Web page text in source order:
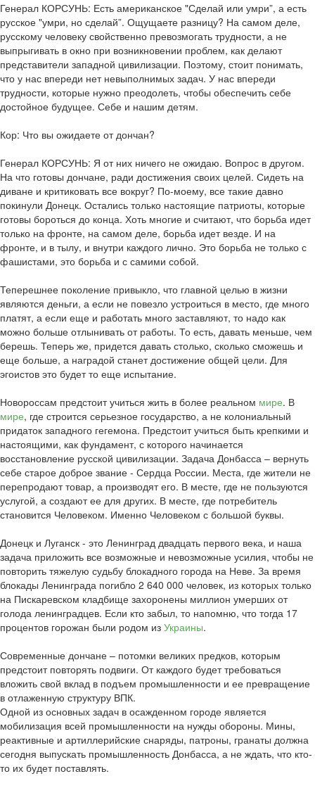
Генерал КОРСУНЬ: Есть американское "Сделай или умри”, а есть
русское "умри, но сделай”. Ощущаете разницу? На самом деле,
русскому человеку свойственно превозмогать трудности, а не
выпрыгивать в окно при возникновении проблем, как делают
представители западной цивилизации. Поэтому, стоит понимать,
что у нас впереди нет невыполнимых задач. У нас впереди
трудности, которые нужно преодолеть, чтобы обеспечить себе
достойное будущее. Себе и нашим детям.
Кор: Что вы ожидаете от дончан?
Генерал КОРСУНЬ: Я от них ничего не ожидаю. Вопрос в другом.
На что готовы дончане, ради достижения своих целей. Сидеть на
диване и критиковать все вокруг? По-моему, все такие давно
покинули Донецк. Остались только настоящие патриоты, которые
готовы бороться до конца. Хоть многие и считают, что борьба идет
только на фронте, на самом деле, борьба идет везде. И на
фронте, и в тылу, и внутри каждого лично. Это борьба не только с
фашистами, это борьба и с самими собой.
Теперешнее поколение привыкло, что главной целью в жизни
являются деньги, а если не повезло устроиться в место, где много
платят, а если еще и работать много заставляют, то надо как
можно больше отлынивать от работы. То есть, давать меньше, чем
берешь. Теперь же, придется давать столько, сколько сможешь и
еще больше, а наградой станет достижение общей цели. Для
эгоистов это будет то еще испытание.
Новороссам предстоит учиться жить в более реальном мире. В
мире, где строится серьезное государство, а не колониальный
придаток западного гегемона. Предстоит учиться быть крепкими и
настоящими, как фундамент, с которого начинается
восстановление русской цивилизации. Задача Донбасса – вернуть
себе старое доброе звание - Сердца России. Места, где жители не
перепродают товар, а производят его. В месте, где не пользуются
услугой, а создают ее для других. В месте, где потребитель
становится Человеком. Именно Человеком с большой буквы.
Донецк и Луганск - это Ленинград двадцать первого века, и наша
задача приложить все возможные и невозможные усилия, чтобы не
повторить тяжелую судьбу блокадного города на Неве. За время
блокады Ленинграда погибло 2 640 000 человек, из которых только
на Пискаревском кладбище захоронены миллион умерших от
голода ленинградцев. Если кто забыл, то напомню, что тогда 17
процентов горожан были родом из Украины.
Современные дончане – потомки великих предков, которым
предстоит повторять подвиги. От каждого будет требоваться
вложить свой вклад в подъем промышленности и ее превращение
в отлаженную структуру ВПК.
Одной из основных задач в осажденном городе является
мобилизация всей промышленности на нужды обороны. Мины,
реактивные и артиллерийские снаряды, патроны, гранаты должна
сегодня выпускать промышленность Донбасса, а не ждать, что кто-
то их будет поставлять.